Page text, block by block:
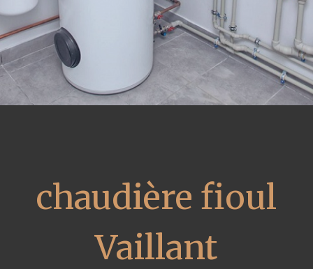
chaudière fioul
Vaillant